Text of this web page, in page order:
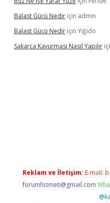
Balast Gücü Nedir için admin
Balast Gücü Nedir için Yiğido
Sakarca Kavurması Nasıl Yapılır
Reklam ve İletişim: E-mail:
forumhizmeti@gmail.com